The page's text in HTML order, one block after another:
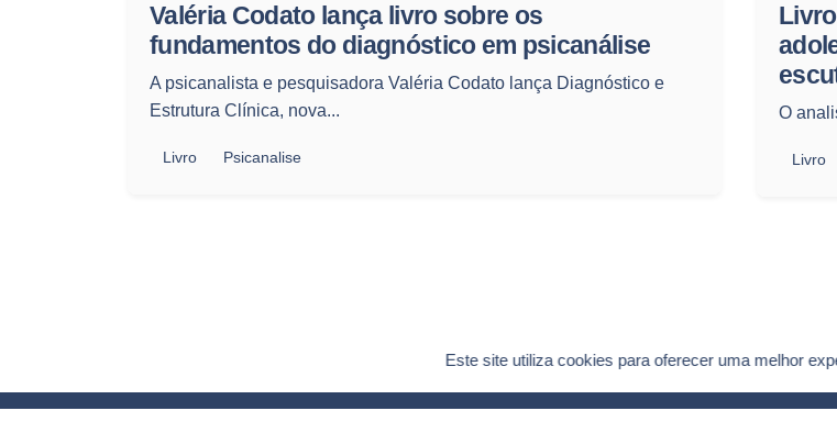
Valéria Codato lança livro sobre os
fundamentos do diagnóstico em psicanálise
A psicanalista e pesquisadora Valéria Codato lança Diagnóstico e
Estrutura Clínica, nova...
Livro Psicanalise
O
Livro
Este site utiliza cookies para oferecer uma melhor